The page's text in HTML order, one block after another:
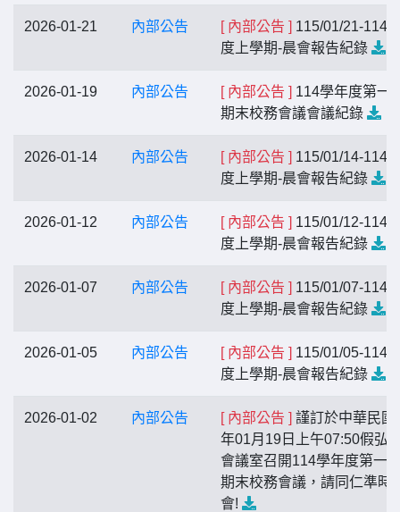
2026-01-21 內部公告 [ 內部公告 ] 115/01/21-114
度上學期-晨會報告紀錄
2026-01-19 內部公告 [ 內部公告 ] 114學年度第一
期末校務會議會議紀錄
2026-01-14 內部公告 [ 內部公告 ] 115/01/14-114
度上學期-晨會報告紀錄
2026-01-12 內部公告 [ 內部公告 ] 115/01/12-114
度上學期-晨會報告紀錄
2026-01-07 內部公告 [ 內部公告 ] 115/01/07-114
度上學期-晨會報告紀錄
2026-01-05 內部公告 [ 內部公告 ] 115/01/05-114
度上學期-晨會報告紀錄
2026-01-02 內部公告 [ 內部公告 ] 謹訂於中華民國
年01月19日上午07:50假弘
會議室召開114學年度第一
期末校務會議，請同仁準時
會!